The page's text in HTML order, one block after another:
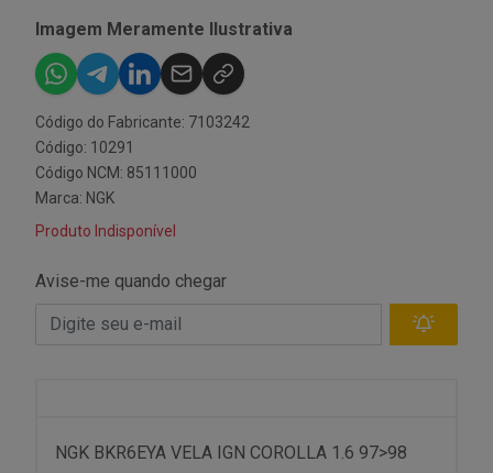
Imagem Meramente Ilustrativa
Código do Fabricante: 7103242
Código: 10291
Código NCM: 85111000
Marca: NGK
Produto Indisponível
Avise-me quando chegar
NGK BKR6EYA VELA IGN COROLLA 1.6 97>98